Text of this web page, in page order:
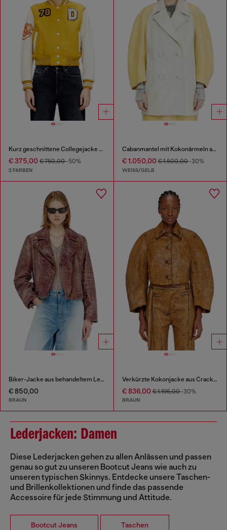
Kurz geschnittene Collegejacke aus Wolle und Leder
€ 375,00 € 750,00-50%
2 FARBEN
Cabanmantel mit Kokonärmeln aus Cracked-Leder
€ 1.050,00€ 1.500,00-30%
WEISS/GELB
Biker-Jacke aus behandeltem Leder
€ 850,00
BRAUN
Verkürzte Kokonjacke aus Crackle-Leder
€ 836,00€ 1.195,00-30%
BRAUN
Lederjacken: Damen
Diese Lederjacken gehen zu allen Anlässen und passen
genau so gut zu unseren Bootcut Jeans wie auch zu
unseren typischen Skinnys. Entdecke unsere Taschen-
und Brillenkollektionen und finde das passende
Accessoire für jede Stimmung und Attitude.
Bootcut Jeans Taschen